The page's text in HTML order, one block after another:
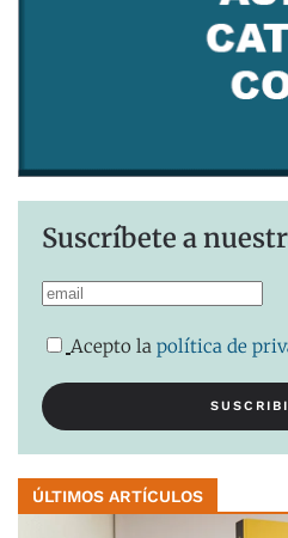
Suscríbete a
Acepto la política de
ÚLTIMOS ARTÍCULOS